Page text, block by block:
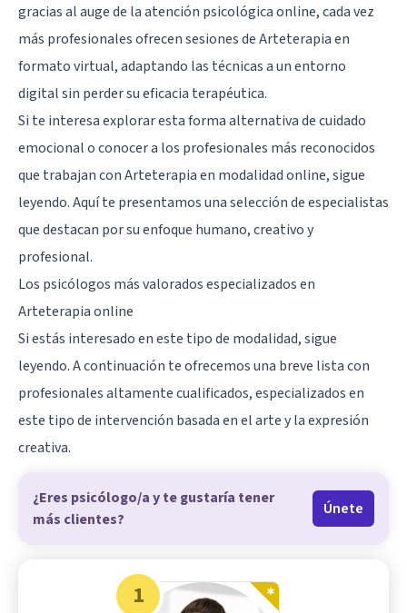
gracias al auge de la atención psicológica online, cada vez
más profesionales ofrecen sesiones de Arteterapia en
formato virtual, adaptando las técnicas a un entorno
digital sin perder su eficacia terapéutica.
Si te interesa explorar esta forma alternativa de cuidado
emocional o conocer a los profesionales más reconocidos
que trabajan con Arteterapia en modalidad online, sigue
leyendo. Aquí te presentamos una selección de especialistas
que destacan por su enfoque humano, creativo y
profesional.
Los psicólogos más valorados especializados en
Arteterapia online
Si estás interesado en este tipo de modalidad, sigue
leyendo. A continuación te ofrecemos una breve lista con
profesionales altamente cualificados, especializados en
este tipo de intervención basada en el arte y la expresión
creativa.
¿Eres psicólogo/a y te gustaría tener
más clientes?
Únete
1